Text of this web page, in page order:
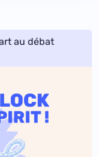
au débat